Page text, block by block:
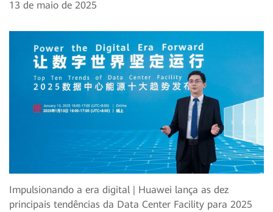
13 de maio de 2025
Impulsionando a era digital | Huawei lança as dez
principais tendências da Data Center Facility para 2025